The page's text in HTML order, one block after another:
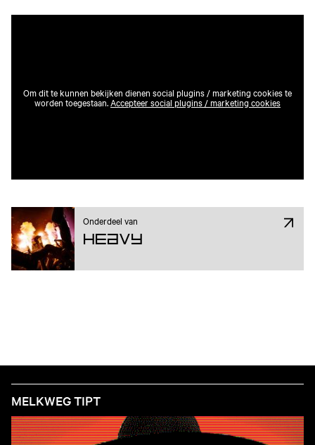
Om dit te kunnen bekijken dienen social plugins / marketing cookies te
worden toegestaan.Accepteer social plugins / marketing cookies
Onderdeel van
Heavy
MELKWEG TIPT